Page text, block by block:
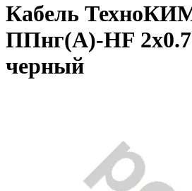
Кабель
ППнг(A)-HF
черный